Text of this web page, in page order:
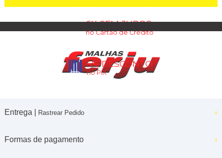
6X SEM JUROS
no Cartão de Crédito
5% DESCONTO
no PIX
Entrega | Rastrear Pedido
Formas de pagamento